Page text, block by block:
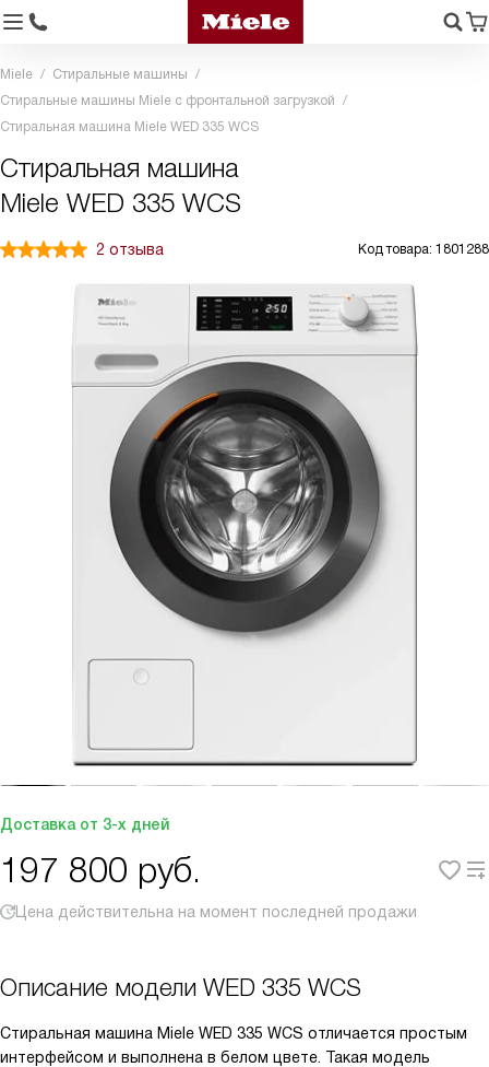
Miele
Стиральные машины
Стиральные машины Miele с фронтальной загрузкой
Стиральная машина Miele WED 335 WCS
Стиральная машина
Miele WED 335 WCS
2 отзыва Код товара: 1801288
Доставка от 3-х дней
197 800 руб.
Цена действительна на момент последней продажи
Описание модели WED 335 WCS
Стиральная машина Miele WED 335 WCS отличается простым
интерфейсом и выполнена в белом цвете. Такая модель